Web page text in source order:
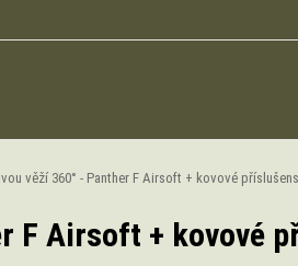
věží 360° - Panther F Airsoft + kovové
F Airsoft + kovové